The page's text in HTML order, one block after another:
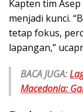
Kapten tim
menjadi kunci.
tetap fokus,
lapangan,”
BACA JUGA:
Macedonia: